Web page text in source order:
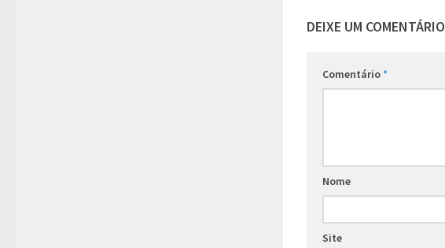
DEIXE UM COMENTÁRIO
Comentário*
Nome
Site